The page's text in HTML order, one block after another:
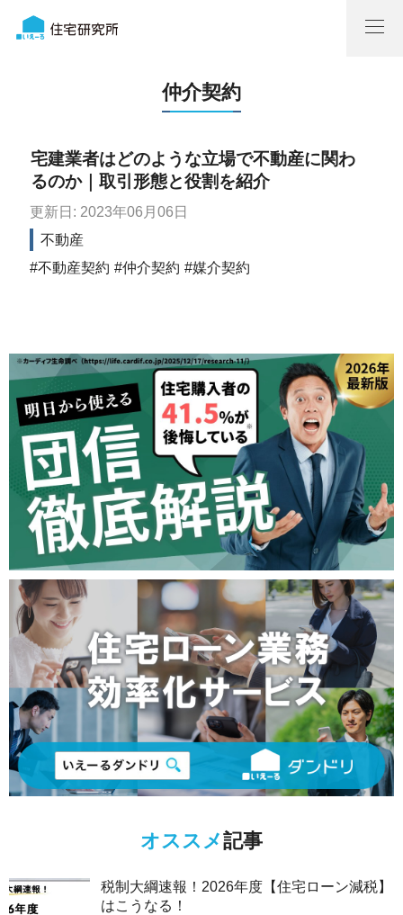
仲介契約
宅建業者はどのような立場で不動産に関わ
るのか｜取引形態と役割を紹介
更新日: 2023年06月06日
不動産
不動産契約
仲介契約 媒介契約
オススメ記事
税制大綱速報！2026年度【住宅ローン減税】
はこうなる！